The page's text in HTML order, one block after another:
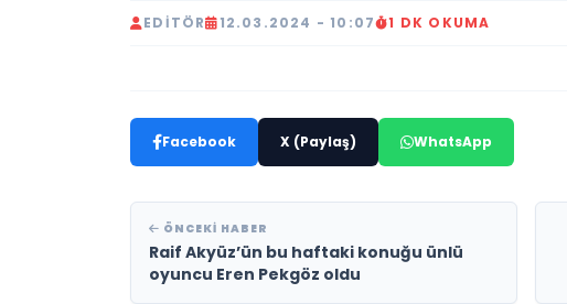
EDITÖR 12.03.2024 - 10:07 1 DK OKUMA
Facebook X (Paylaş) WhatsApp
ÖNCEKI HABER
Raif Akyüz’ün bu haftaki konuğu ünlü
oyuncu Eren Pekgöz oldu